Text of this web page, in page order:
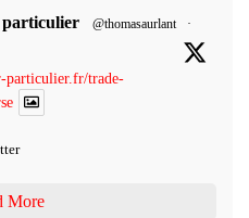
particulier @thomasaurlant
·
particulier.fr/trade-
More